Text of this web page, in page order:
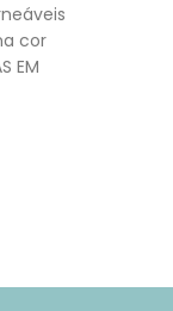
cor
EM